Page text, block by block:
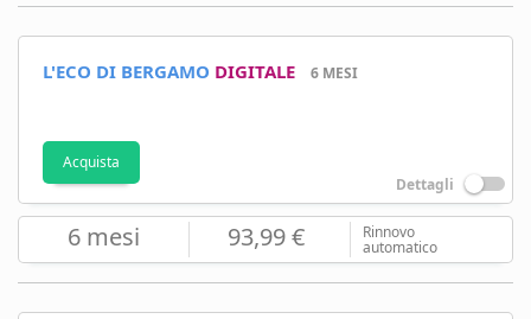
L'ECO DI BERGAMO DIGITALE 6 MESI
Acquista
Dettagli
6 mesi 93,99 € Rinnovo
automatico